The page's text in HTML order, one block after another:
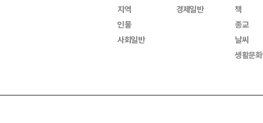
지역
인물
사회일반
경제일반
책
종교
날씨
생활문